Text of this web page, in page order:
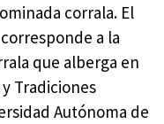
corrala. El
a la
que alberga en
Tradiciones
Autónoma de